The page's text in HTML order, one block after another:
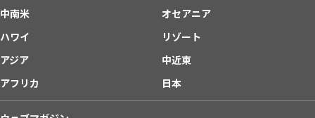
中南米
オセアニア
ハワイ
リゾート
アジア
中近東
アフリカ
日本